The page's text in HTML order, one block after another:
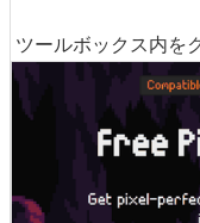
ツールボックス内を